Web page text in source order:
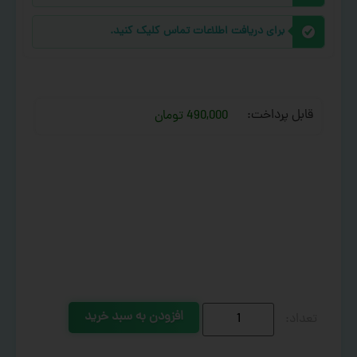
برای دریافت اطلاعات تماس کلیک کنید.
قابل پرداخت: 490,000 تومان
افزودن به سبد خرید